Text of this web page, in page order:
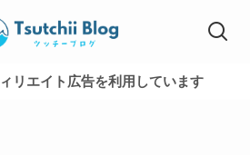
リエイト広告を利用しています